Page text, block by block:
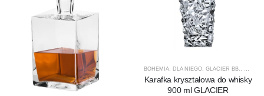
BOHEMIA, DLA NIEGO, GLACIER BB. ,
Karafka kryształowa do whisky
900 ml GLACIER